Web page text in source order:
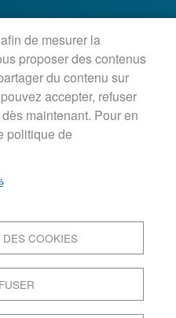
/ 13h30-18h
de mesurer la
proposer des contenus
du contenu sur
accepter, refuser
maintenant. Pour en
politique de
COOKIES